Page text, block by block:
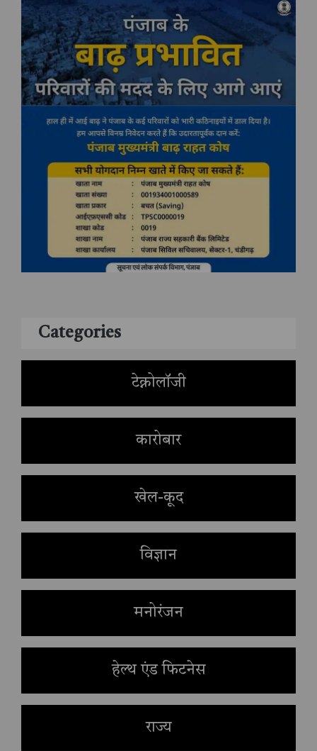
Categories
टेक्नोलॉजी
कारोबार
खेल-कूद
विज्ञान
मनोरंजन
हेल्थ एंड फिटनेस
राज्य